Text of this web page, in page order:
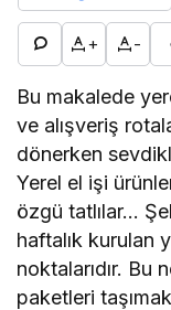
+ -
Bu makalede
ve alışveriş
dönerken
Yerel el işi
özgü tatlılar…
haftalık kurulan
noktalarıdır. Bu
paketleri